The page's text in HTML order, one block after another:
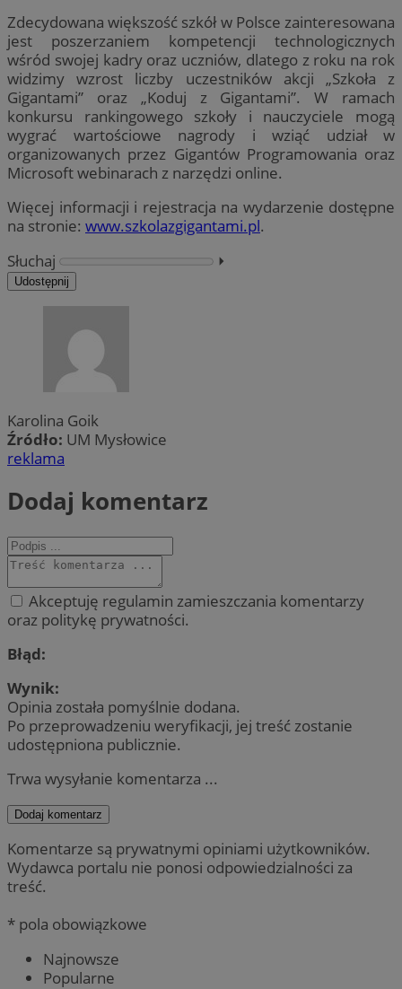
Zdecydowana większość szkół w Polsce zainteresowana
jest poszerzaniem kompetencji technologicznych
wśród swojej kadry oraz uczniów, dlatego z roku na rok
widzimy wzrost liczby uczestników akcji „Szkoła z
Gigantami” oraz „Koduj z Gigantami”. W ramach
konkursu rankingowego szkoły i nauczyciele mogą
wygrać wartościowe nagrody i wziąć udział w
organizowanych przez Gigantów Programowania oraz
Microsoft webinarach z narzędzi online.
Więcej informacji i rejestracja na wydarzenie dostępne
na stronie: www.szkolazgigantami.pl.
Słuchaj
⏵︎
Udostępnij
Karolina Goik
Źródło: UM Mysłowice
reklama
Dodaj komentarz
Akceptuję regulamin zamieszczania komentarzy
oraz politykę prywatności.
Błąd:
Wynik:
Opinia została pomyślnie dodana.
Po przeprowadzeniu weryfikacji, jej treść zostanie
udostępniona publicznie.
Trwa wysyłanie komentarza ...
Dodaj komentarz
Komentarze są prywatnymi opiniami użytkowników.
Wydawca portalu nie ponosi odpowiedzialności za
treść.
* pola obowiązkowe
Najnowsze
Popularne